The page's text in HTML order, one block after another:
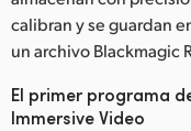
calibran y se guardan
un archivo Blackmagic
El primer programa
Immersive Video